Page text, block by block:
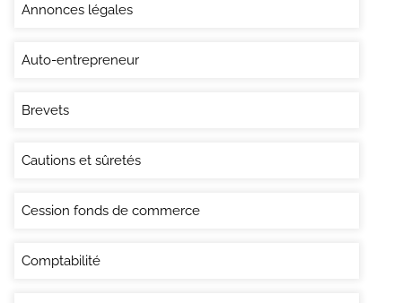
Annonces légales
Auto-entrepreneur
Brevets
Cautions et sûretés
Cession fonds de commerce
Comptabilité